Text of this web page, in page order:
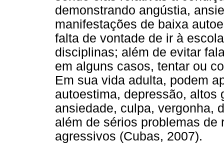
demonstrando angústia,
manifestações de baixa
falta de vontade de ir à
disciplinas; além de evitar
em alguns casos, tentar ou
Em sua vida adulta, podem
autoestima, depressão, altos
ansiedade, culpa, vergonha,
além de sérios problemas de
agressivos (Cubas, 2007).